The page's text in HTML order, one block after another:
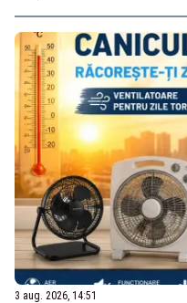
3 aug. 2026, 14:51